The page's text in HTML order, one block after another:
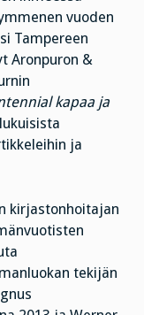
vuoden
Tampereen
Aronpuron &
kapaa ja
ja
kirjastonhoitajan
tekijän